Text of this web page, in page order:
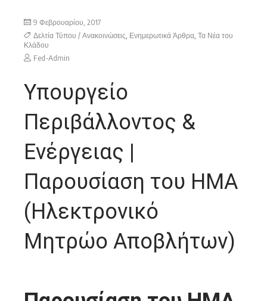
9 Φεβρουαρίου, 2017
Δελτία Τύπου / Ανακοινώσεις, Ενημερωτικά Άρθρα, Τα Νέα του
Κλάδου
Fed-Admin
Υπουργείο
Περιβάλλοντος &
Ενέργειας |
Παρουσίαση του ΗΜΑ
(Ηλεκτρονικό
Μητρώο Αποβλήτων)